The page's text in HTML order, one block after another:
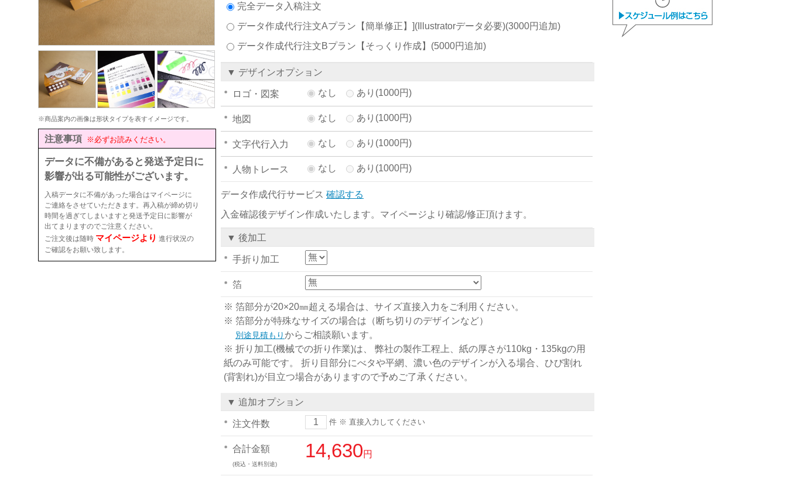
※商品案内の画像は形状タイプを表すイメージです。
注意事項 ※必ずお読みください。
データに不備があると発送予定日に
影響が出る可能性がございます。
入稿データに不備があった場合はマイページに
ご連絡をさせていただきます。再入稿が締め切り
時間を過ぎてしまいますと発送予定日に影響が
出てまりますのでご注意ください。
ご注文後は随時 マイページより 進行状況の
ご確認をお願い致します。
完全データ入稿注文
データ作成代行注文Aプラン【簡単修正】](Illustratorデータ必要)(3000円追加)
データ作成代行注文Bプラン【そっくり作成】 (5000円追加)
▼ デザインオプション
ロゴ・図案 なし あり(1000円)
地図 なし あり(1000円)
文字代行入力 なし あり(1000円)
人物トレース なし あり(1000円)
データ作成代行サービス 確認する
入金確認後デザイン作成いたします。マイページより確認/修正頂けます。
▼ 後加工
手折り加工
箔
※ 箔部分が20×20㎜超える場合は、サイズ直接入力をご利用ください。
※ 箔部分が特殊なサイズの場合は（断ち切りのデザインなど）
別途見積もりからご相談願います。
※ 折り加工(機械での折り作業)は、 弊社の製作工程上、紙の厚さが110kg・135kgの用
紙のみ可能です。 折り目部分にべタや平網、濃い色のデザインが入る場合、ひび割れ
(背割れ)が目立つ場合がありますので予めご了承ください。
▼ 追加オプション
注文件数 件 ※ 直接入力してください
合計金額
(税込・送料別途)
14,630円